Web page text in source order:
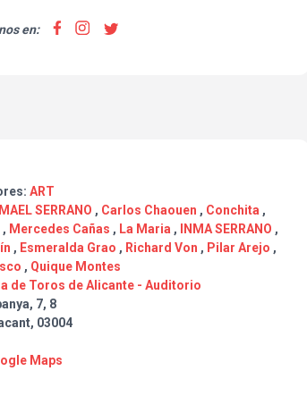
Montes y más... una de las mejores experiencias
en la Plaza de Toros de Alicante!.
en:
ART
SERRANO , Carlos Chaouen , Conchita ,
, Mercedes Cañas , La Maria , INMA SERRANO ,
, Esmeralda Grao , Richard Von , Pilar Arejo ,
, Quique Montes
de Toros de Alicante - Auditorio
7, 8
03004
Maps